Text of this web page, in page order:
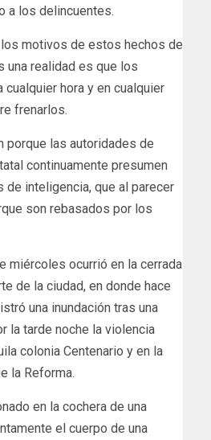
a los delincuentes.
motivos de estos hechos de
una realidad es que los
hora y en cualquier
frenarlos.
porque las autoridades de
continuamente presumen
de inteligencia, que al parecer
son rebasados por los
miércoles ocurrió en la cerrada
de la ciudad, en donde hace
una inundación tras una
la tarde noche la violencia
colonia Centenario y en la
la Reforma.
en la cochera de una
el cuerpo de una